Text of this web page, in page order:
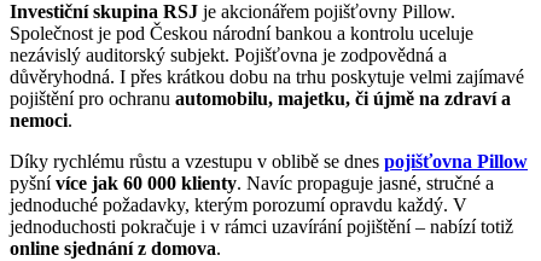
Investiční skupina RSJ je akcionářem pojišťovny Pillow.
Společnost je pod Českou národní bankou a kontrolu uceluje
nezávislý auditorský subjekt. Pojišťovna je zodpovědná a
důvěryhodná. I přes krátkou dobu na trhu poskytuje velmi zajímavé
pojištění pro ochranu automobilu, majetku, či újmě na zdraví a
nemoci.
Díky rychlému růstu a vzestupu v oblibě se dnes pojišťovna Pillow
pyšnívíce jak 60 000 klienty. Navíc propaguje jasné, stručné a
jednoduché požadavky, kterým porozumí opravdu každý. V
jednoduchosti pokračuje i v rámci uzavírání pojištění – nabízí totiž
online sjednání z domova.